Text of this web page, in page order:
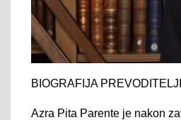
BIOGRAFIJA
Azra Pita Parente je nakon